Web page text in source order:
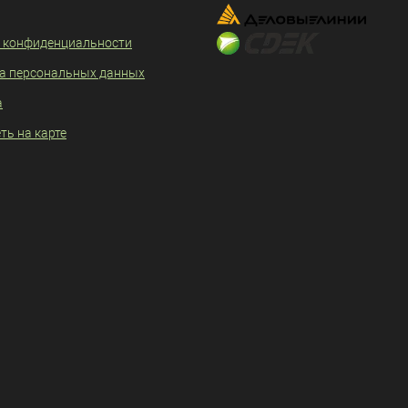
конфиденциальности
персональных данных
на карте